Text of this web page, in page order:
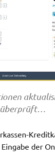
überprüft…
der